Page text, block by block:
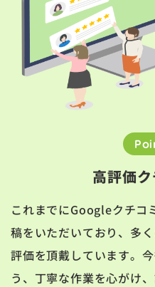
高評価
これまでにGoogleクチコ
稿をいただいており、多
評価を頂戴しています。
う、丁寧な作業を心がけ